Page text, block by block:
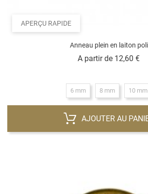
APERÇU RAPIDE
Anneau plein en laiton poli
A partir de 12,60 €Prix
6 mm 8 mm 10 mm
AJOUTER AU